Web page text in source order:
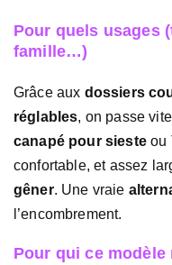
Pour quels usages
famille…)
Grâce aux dossiers
réglables, on passe vite
canapé pour siesteou
confortable, et assez
gêner. Une vraie
l’encombrement.
Pour qui ce modèle